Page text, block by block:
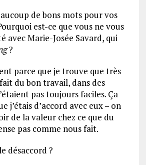
de bons mots pour vos
est-ce que vous ne vous
avec Marie-Josée Savard, qui
?
parce que je trouve que très
du bon travail, dans des
pas toujours faciles. Ça
j’étais d’accord avec eux – on
de la valeur chez ce que du
pas comme nous fait.
désaccord ?